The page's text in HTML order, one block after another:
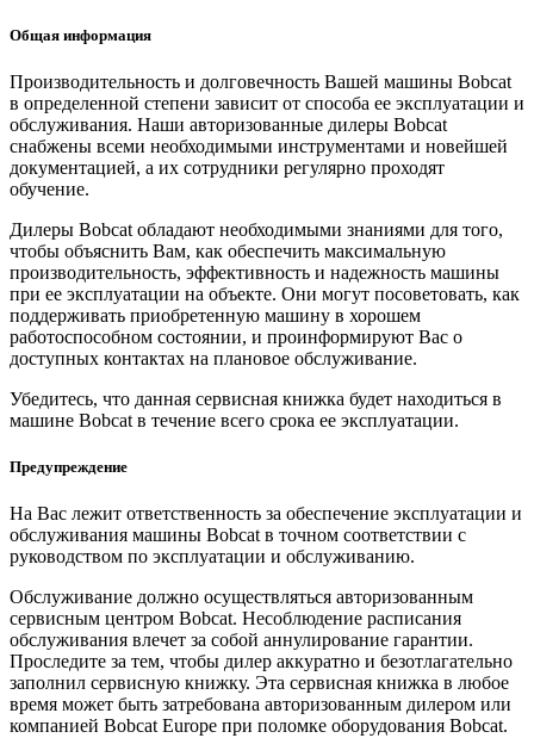
Общая информация
Производительность и долговечность Вашей машины Bobcat
в определенной степени зависит от способа ее эксплуатации и
обслуживания. Наши авторизованные дилеры Bobcat
снабжены всеми необходимыми инструментами и новейшей
документацией, а их сотрудники регулярно проходят
обучение.
Дилеры Bobcat обладают необходимыми знаниями для того,
чтобы объяснить Вам, как обеспечить максимальную
производительность, эффективность и надежность машины
при ее эксплуатации на объекте. Они могут посоветовать, как
поддерживать приобретенную машину в хорошем
работоспособном состоянии, и проинформируют Вас о
доступных контактах на плановое обслуживание.
Убедитесь, что данная сервисная книжка будет находиться в
машине Bobcat в течение всего срока ее эксплуатации.
Предупреждение
На Вас лежит ответственность за обеспечение эксплуатации и
обслуживания машины Bobcat в точном соответствии с
руководством по эксплуатации и обслуживанию.
Обслуживание должно осуществляться авторизованным
сервисным центром Bobcat. Несоблюдение расписания
обслуживания влечет за собой аннулирование гарантии.
Проследите за тем, чтобы дилер аккуратно и безотлагательно
заполнил сервисную книжку. Эта сервисная книжка в любое
время может быть затребована авторизованным дилером или
компанией Bobcat Europe при поломке оборудования Bobcat.